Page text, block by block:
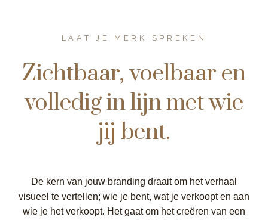
LAAT JE MERK SPREKEN
Zichtbaar, voelbaar en
volledig in lijn met wie
jij bent.
De kern van jouw branding draait om het verhaal
visueel te vertellen; wie je bent, wat je verkoopt en aan
wie je het verkoopt. Het gaat om het creëren van een